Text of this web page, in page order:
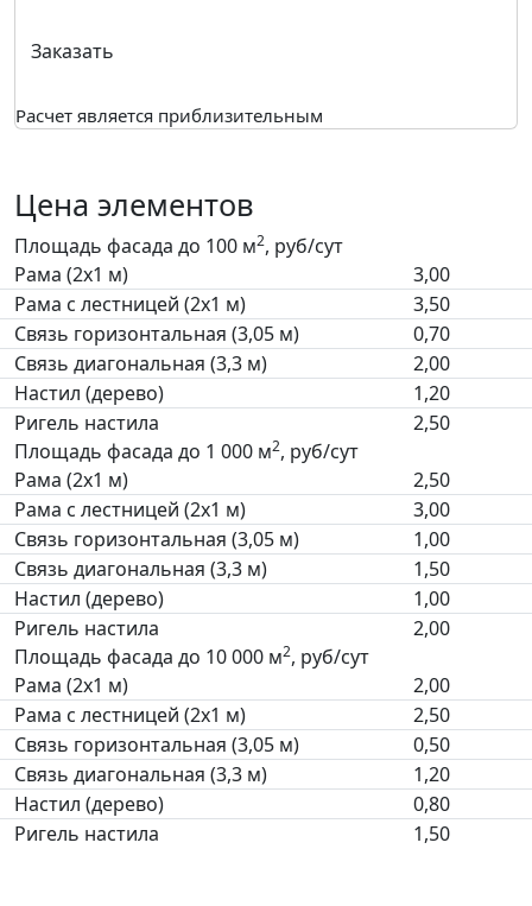
Заказать
Расчет является приблизительным
Цена элементов
Площадь фасада до 100 м2, руб/сут
Рама (2х1 м)
3,00
Рама с лестницей (2х1 м)
3,50
Связь горизонтальная (3,05 м)
0,70
Связь диагональная (3,3 м)
2,00
Настил (дерево)
1,20
Ригель настила
2,50
Площадь фасада до 1 000 м2, руб/сут
Рама (2х1 м)
2,50
Рама с лестницей (2х1 м)
3,00
Связь горизонтальная (3,05 м)
1,00
Связь диагональная (3,3 м)
1,50
Настил (дерево)
1,00
Ригель настила
2,00
Площадь фасада до 10 000 м2, руб/сут
Рама (2х1 м)
2,00
Рама с лестницей (2х1 м)
2,50
Связь горизонтальная (3,05 м)
0,50
Связь диагональная (3,3 м)
1,20
Настил (дерево)
0,80
Ригель настила
1,50